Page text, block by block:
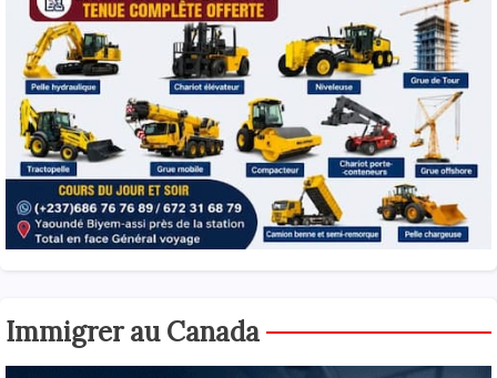
Immigrer au Canada